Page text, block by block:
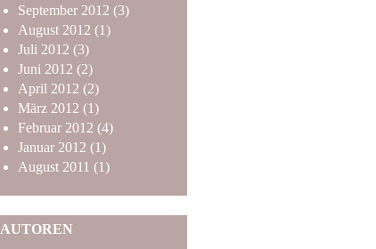
September 2012 (3)
August 2012 (1)
Juli 2012 (3)
Juni 2012 (2)
April 2012 (2)
März 2012 (1)
Februar 2012 (4)
Januar 2012 (1)
August 2011 (1)
AUTOREN